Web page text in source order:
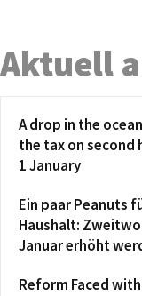
Aktuell
A drop in the
the tax on second
1 January
Ein paar Peanuts
Haushalt:
Januar erhöht
Reform Faced